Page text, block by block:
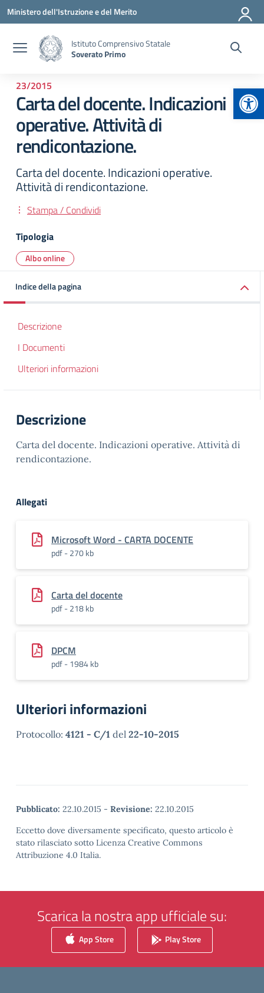
Vai ai contenuti
Vai al menu di navigazione
Vai al footer
Ministero dell'Istruzione e del Merito
Istituto Comprensivo Statale
Soverato Primo
23/2015
Carta del docente. Indicazioni
operative. Attività di
rendicontazione.
Carta del docente. Indicazioni operative.
Attività di rendicontazione.
Stampa / Condividi
Tipologia
Albo online
Indice della pagina
Descrizione
I Documenti
Ulteriori informazioni
Descrizione
Carta del docente. Indicazioni operative. Attività di
rendicontazione.
Allegati
Microsoft Word - CARTA DOCENTE
pdf - 270 kb
Carta del docente
pdf - 218 kb
DPCM
pdf - 1984 kb
Ulteriori informazioni
Protocollo: 4121 - C/1 del 22-10-2015
Pubblicato: 22.10.2015 - Revisione: 22.10.2015
Eccetto dove diversamente specificato, questo articolo è
stato rilasciato sotto Licenza Creative Commons
Attribuzione 4.0 Italia.
Scarica la nostra app ufficiale su:
App Store Play Store